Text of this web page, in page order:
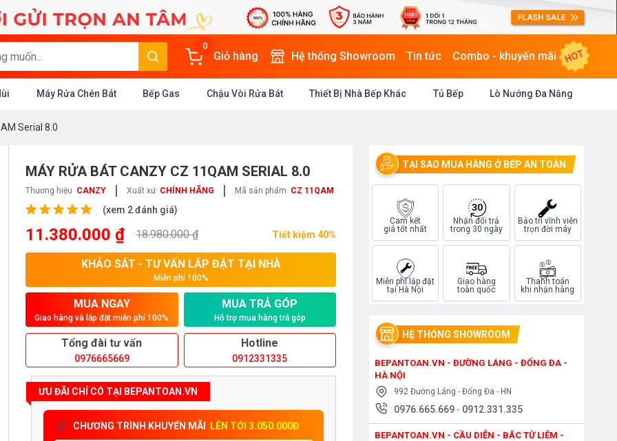
0
Giỏ hàng Hệ thống Showroom Tin tức Combo - khuyến mãi HOT
Máy Rửa Chén Bát Bếp Gas Chậu Vòi Rửa Bát Thiết Bị Nhà Bếp Khác Tủ Bếp Lò Nướng Đa Năng
Serial 8.0
MÁY RỬA BÁT CANZY CZ 11QAM SERIAL 8.0
Thương hiệu CANZY | Xuất xứ CHÍNH HÃNG | Mã sản phẩm CZ 11QAM
(xem 2 đánh giá)
11.380.000 ₫ 18.980.000 ₫ Tiết kiệm 40%
KHẢO SÁT - TƯ VẤN LẮP ĐẶT TẠI NHÀ
Miễn phí 100%
MUA NGAY
Giao hàng và lắp đặt miễn phí 100%
MUA TRẢ GÓP
Hỗ trợ mua hàng trả góp
Tổng đài tư vấn
0976665669
Hotline
0912331335
ƯU ĐÃI CHỈ CÓ TẠI BEPANTOAN.VN
CHƯƠNG TRÌNH KHUYẾN MÃI LÊN TỚI 3.050.000Đ
TẠI SAO MUA HÀNG Ở BẾP AN TOÀN
Cam kết
giá tốt nhất
Nhận đổi trả
trong 30 ngày
Bảo trì vĩnh viễn
trọn đời máy
Miễn phí lắp đặt
tại Hà Nội
Giao hàng
toàn quốc
Thanh toán
khi nhận hàng
HỆ THỐNG SHOWROOM
BEPANTOAN.VN - ĐƯỜNG LÁNG - ĐỐNG ĐA -
HÀ NỘI
992 Đường Láng - Đống Đa - HN
0976.665.669 - 0912.331.335
BEPANTOAN.VN - CẦU DIỄN - BẮC TỪ LIÊM -